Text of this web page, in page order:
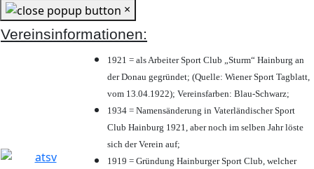
×
Vereinsinformationen:
1921 = als Arbeiter Sport Club „Sturm“ Hainburg an
der Donau gegründet; (Quelle: Wiener Sport Tagblatt,
vom 13.04.1922); Vereinsfarben: Blau-Schwarz;
1934 = Namensänderung in Vaterländischer Sport
Club Hainburg 1921, aber noch im selben Jahr löste
sich der Verein auf;
1919 = Gründung Hainburger Sport Club, welcher